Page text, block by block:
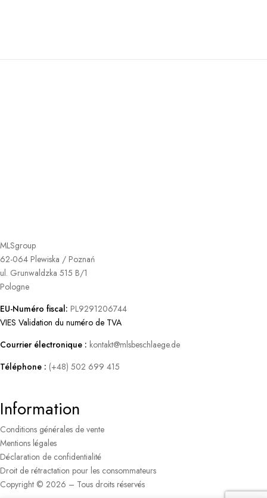
MLSgroup
62-064 Plewiska / Poznań
ul. Grunwaldzka 515 B/1
Pologne
EU-Numéro fiscal: PL9291206744
VIES Validation du numéro de TVA
Courrier électronique : kontakt@mlsbeschlaege.de
Téléphone : (+48) 502 699 415
Information
Conditions générales de vente
Mentions légales
Déclaration de confidentialité
Droit de rétractation pour les consommateurs
Copyright © 2026 – Tous droits réservés